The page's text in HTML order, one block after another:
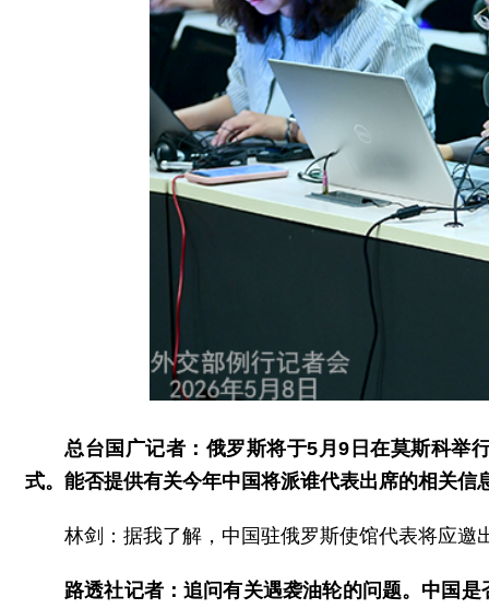
总台国广记者：俄罗斯将于5月9日在莫斯科举
式。能否提供有关今年中国将派谁代表出席的相关信
林剑：据我了解，中国驻俄罗斯使馆代表将应邀
路透社记者：追问有关遇袭油轮的问题。中国